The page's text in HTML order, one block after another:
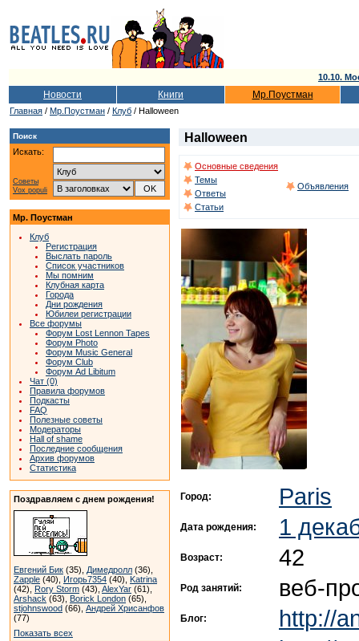
10.10.
Новости Книги Мр.Поустман
Главная / Мр.Поустман / Клуб / Halloween
Поиск
Искать:
Советы
Vox populi
Мр. Поустман
Клуб
Регистрация
Выслать пароль
Список участников
Мы помним
Клубная карта
Города
Дни рождения
Юбилеи регистрации
Все форумы
Форум Lost Lennon Tapes
Форум Photo
Форум Music General
Форум Club
Форум Ad Libitum
Чат (0)
Правила форумов
Подкасты
FAQ
Полезные советы
Модераторы
Hall of shame
Последние сообщения
Архив форумов
Статистика
Поздравляем с днем рождения!
Евгений Бик (35), Димедролл (36),
Zapple (40), Игорь7354 (40), Katrina
(42), Rory Storm (43), AlexYar (61),
Arshack (63), Borick London (65),
stjohnswood (66), Андрей Хрисанфов
(77)
Показать всех
Halloween
Основные сведения
Темы
Ответы
Статьи
Объявления
Город: Paris
Дата рождения: 1
Возраст: 42
Род занятий: веб-
Блог: http://